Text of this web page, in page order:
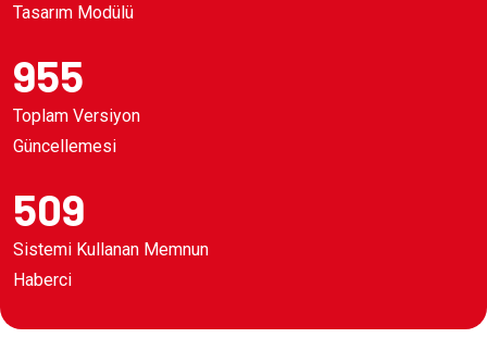
Tasarım Modülü
955
Toplam Versiyon
Güncellemesi
509
Sistemi Kullanan Memnun
Haberci